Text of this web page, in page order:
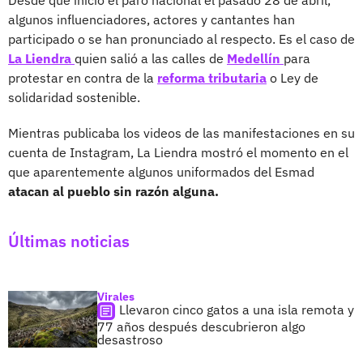
algunos influenciadores, actores y cantantes han
participado o se han pronunciado al respecto. Es el caso de
La Liendra quien salió a las calles de Medellín para
protestar en contra de la reforma tributaria o Ley de
solidaridad sostenible.
Mientras publicaba los videos de las manifestaciones en su
cuenta de Instagram, La Liendra mostró el momento en el
que aparentemente algunos uniformados del Esmad
atacan al pueblo sin razón alguna.
Últimas noticias
Virales
Llevaron cinco gatos a una isla remota y
77 años después descubrieron algo
desastroso